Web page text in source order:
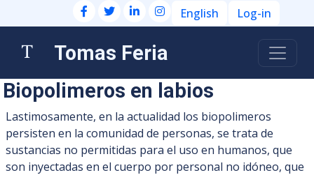
English Log-in
Tomas Feria
Biopolimeros en labios
Lastimosamente, en la actualidad los biopolimeros
persisten en la comunidad de personas, se trata de
sustancias no permitidas para el uso en humanos, que
son inyectadas en el cuerpo por personal no idóneo, que